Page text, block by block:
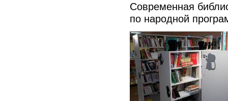
Современная
по народной